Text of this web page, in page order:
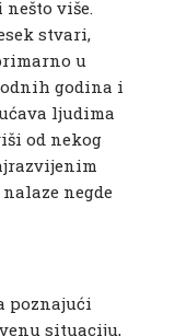
više.
stvari,
u
godina i
ljudima
od nekog
negde
poznajući
situaciju,